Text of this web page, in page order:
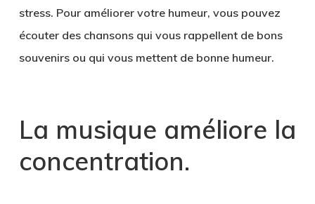
stress. Pour améliorer votre humeur, vous pouvez
écouter des chansons qui vous rappellent de bons
souvenirs ou qui vous mettent de bonne humeur.
La musique améliore la
concentration.